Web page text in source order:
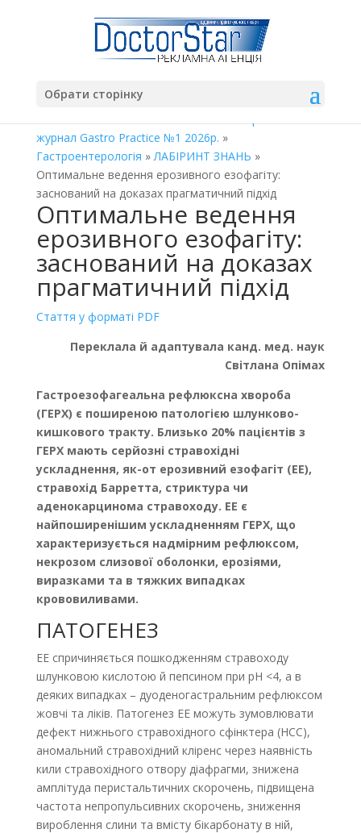
Обрати сторінку
журнал Gastro Practice №1 2026р. »
Гастроентерологія »ЛАБІРИНТ ЗНАНЬ »
Оптимальне ведення ерозивного езофагіту:
заснований на доказах прагматичний підхід
Оптимальне ведення
ерозивного езофагіту:
заснований на доказах
прагматичний підхід
Стаття у форматі PDF
Переклала й адаптувала канд. мед. наук
Світлана Опімах
Гастроезофагеальна рефлюксна хвороба
(ГЕРХ) є поширеною патологією шлунково-
кишкового тракту. Близько 20% пацієнтів з
ГЕРХ мають серйозні стравохідні
ускладнення, як-от ерозивний езофагіт (ЕЕ),
стравохід Барретта, стриктура чи
аденокарцинома стравоходу. ЕЕ є
найпоширенішим ускладненням ГЕРХ, що
характеризується надмірним рефлюксом,
некрозом слизової оболонки, ерозіями,
виразками та в тяжких випадках
крововиливами.
ПАТОГЕНЕЗ
ЕЕ спричиняється пошкодженням стравоходу
шлунковою кислотою й пепсином при pH <4, а в
деяких випадках – дуоденогастральним рефлюксом
жовчі та ліків. Патогенез ЕЕ можуть зумовлювати
дефект нижнього стравохідного сфінктера (НСС),
аномальний стравохідний кліренс через наявність
кили стравохідного отвору діафрагми, знижена
амплітуда перистальтичних скорочень, підвищена
частота непропульсивних скорочень, зниження
вироблення слини та вмісту бікарбонату в ній,